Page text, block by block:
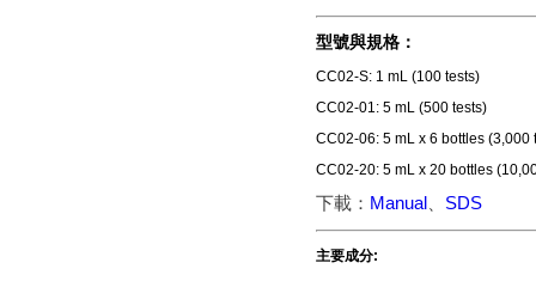
型號與規格：
CC02-S: 1 mL (100 tests)
CC02-01: 5 mL (500 tests)
CC02-06: 5 mL x 6 bottles (3,000
CC02-20: 5 mL x 20 bottles
下載： Manual、 SDS
主要成分: